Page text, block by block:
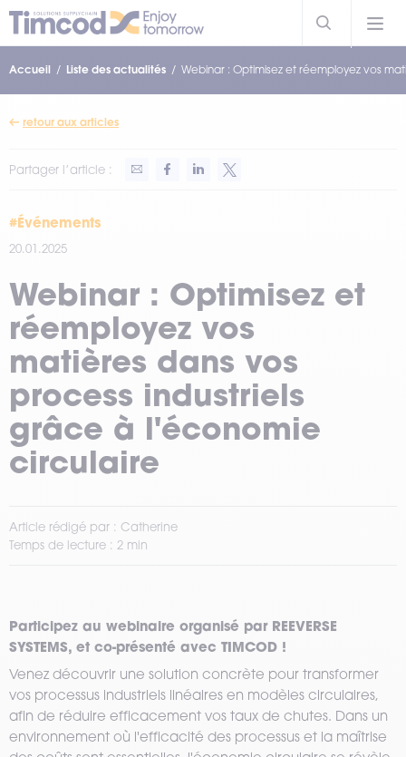
Accueil Liste des actualités Webinar : Optimisez et réemployez vos
retour aux articles
Partager l’article :
#Événements
20.01.2025
Webinar : Optimisez et
réemployez vos
matières dans vos
process industriels
grâce à l'économie
circulaire
Article rédigé par : Catherine
Temps de lecture : 2 min
Participez au webinaire organisé par REEVERSE
SYSTEMS, et co-présenté avec TIMCOD !
Venez découvrir une solution concrète pour transformer
vos processus industriels linéaires en modèles circulaires,
afin de réduire efficacement vos taux de chutes. Dans un
environnement où l'efficacité des processus et la maîtrise